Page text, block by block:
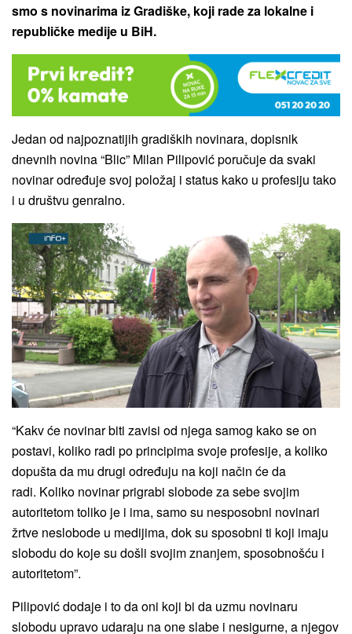
smo s novinarima iz Gradiške, koji rade za lokalne i
republičke medije u BiH.
Jedan od najpoznatijih gradiških novinara, dopisnik
dnevnih novina “Blic” Milan Pilipović poručuje da svaki
novinar određuje svoj položaj i status kako u profesiju tako
i u društvu genralno.
“Kakv će novinar biti zavisi od njega samog kako se on
postavi, koliko radi po principima svoje profesije, a koliko
dopušta da mu drugi određuju na koji način će da
radi. Koliko novinar prigrabi slobode za sebe svojim
autoritetom toliko je i ima, samo su nesposobni novinari
žrtve neslobode u medijima, dok su sposobni ti koji imaju
slobodu do koje su došli svojim znanjem, sposobnošću i
autoritetom”.
Pilipović dodaje i to da oni koji bi da uzmu novinaru
slobodu upravo udaraju na one slabe i nesigurne, a njegov